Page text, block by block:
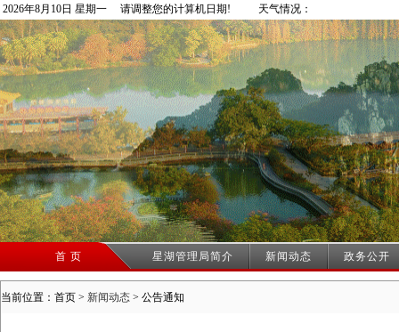
2026年8月10日 星期一 请调整您的计算机日期! 天气情况：
首 页 星湖管理局简介 新闻动态 政务公开
当前位置：首页 > 新闻动态 > 公告通知